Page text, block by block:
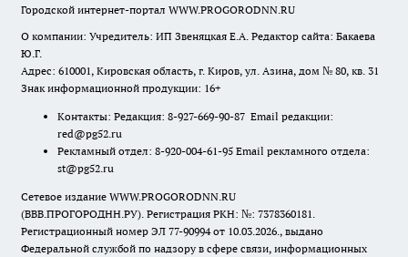
Городской интернет-портал WWW.PROGORODNN.RU
О компании: Учредитель: ИП Звеняцкая Е.А. Редактор сайта: Бакаева
Ю.Г.
Адрес: 610001, Кировская область, г. Киров, ул. Азина, дом № 80, кв. 31
Знак информационной продукции: 16+
Контакты: Редакция: 8-927-669-90-87 Email редакции:
red@pg52.ru
Рекламный отдел: 8-920-004-61-95 Email рекламного отдела:
st@pg52.ru
Сетевое издание WWW.PROGORODNN.RU
(ВВВ.ПРОГОРОДНН.РУ). Регистрация РКН: №: 7378360181.
Регистрационный номер ЭЛ 77-90994 от 10.03.2026., выдано
Федеральной службой по надзору в сфере связи, информационных